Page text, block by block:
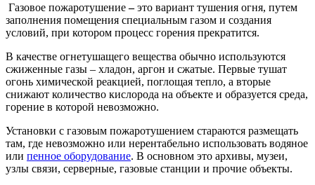
Газовое пожаротушение–это вариант тушения огня, путем
заполнения помещения специальным газом и создания
условий, при котором процесс горения прекратится.
В качестве огнетушащего вещества обычно используются
сжиженные газы – хладон, аргон и сжатые. Первые тушат
огонь химической реакцией, поглощая тепло, а вторые
снижают количество кислорода на объекте и образуется среда,
горение в которой невозможно.
Установки с газовым пожаротушением стараются размещать
там, где невозможно или нерентабельно использовать водяное
или пенное оборудование. В основном это архивы, музеи,
узлы связи, серверные, газовые станции и прочие объекты.